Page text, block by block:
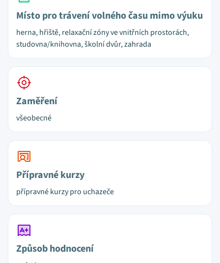
Místo pro trávení volného času mimo výuku
herna, hřiště, relaxační zóny ve vnitřních prostorách,
studovna/knihovna, školní dvůr, zahrada
Zaměření
všeobecné
Přípravné kurzy
přípravné kurzy pro uchazeče
Způsob hodnocení